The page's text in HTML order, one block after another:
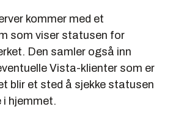
kommer med et
som viser statusen for
Den samler også inn
Vista-klienter som er
blir et sted å sjekke statusen
i hjemmet.